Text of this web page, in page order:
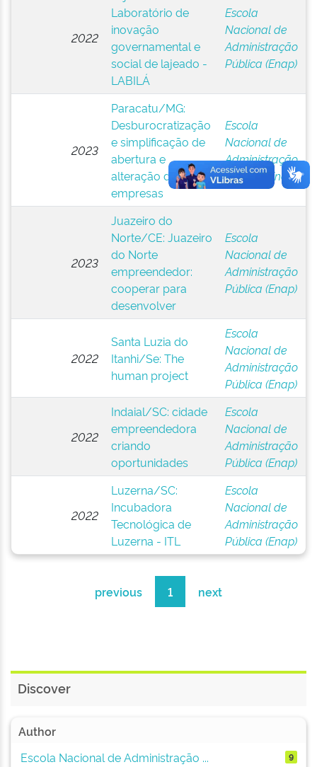
2022
Laboratório de
inovação
governamental e
social de lajeado -
LABILÁ
Escola
Nacional de
Administração
Pública (Enap)
2023
Paracatu/MG:
Desburocratização
e simplificação de
abertura e
alteração de
empresas
Escola
Nacional de
Administração
Pública (Enap)
2023
Juazeiro do
Norte/CE: Juazeiro
do Norte
empreendedor:
cooperar para
desenvolver
Escola
Nacional de
Administração
Pública (Enap)
2022
Santa Luzia do
Itanhi/Se: The
human project
Escola
Nacional de
Administração
Pública (Enap)
2022
Indaial/SC: cidade
empreendedora
criando
oportunidades
Escola
Nacional de
Administração
Pública (Enap)
2022
Luzerna/SC:
Incubadora
Tecnológica de
Luzerna - ITL
Escola
Nacional de
Administração
Pública (Enap)
previous 1 next
Discover
Author
Escola Nacional de Administração ...
9